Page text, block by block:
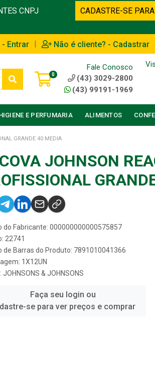
CNPJ
CADASTRE-SE
- Entrar | Não é cliente? - Cadastrar
0
Fale Conosco
(43) 3029-2800
(43) 99191-1969
E PERFUMARIA ALIMENTOS
GRANDE 40 MEDIA
JOHNSON
do Fabricante: 000000000000575857
22741
de Barras do Produto: 7891010041366
1X12UN
JOHNSONS & JOHNSONS
Faça seu login ou
se para ver preços e comprar